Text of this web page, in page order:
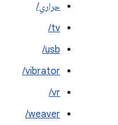
حراري/
tv/
usb/
vibrator/
vr/
weaver/